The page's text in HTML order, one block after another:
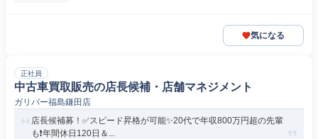
気になる
正社員
中古車買取販売の店長候補・店舗マネジメント
ガリバー福島鎌田店
店長候補募！✅️スピード昇格が可能✨20代で年収800万円超の先輩
も❗️年間休日120日＆...